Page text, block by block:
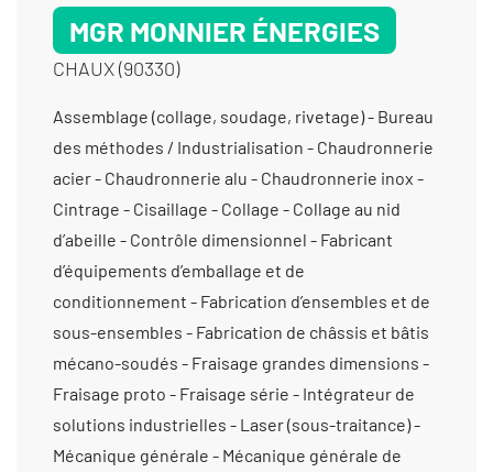
MGR MONNIER ÉNERGIES
CHAUX (90330)
Assemblage (collage, soudage, rivetage) - Bureau des méthodes / Industrialisation - Chaudronnerie acier - Chaudronnerie alu - Chaudronnerie inox - Cintrage - Cisaillage - Collage - Collage au nid d’abeille - Contrôle dimensionnel - Fabricant d’équipements d’emballage et de conditionnement - Fabrication d’ensembles et de sous-ensembles - Fabrication de châssis et bâtis mécano-soudés - Fraisage grandes dimensions - Fraisage proto - Fraisage série - Intégrateur de solutions industrielles - Laser (sous-traitance) - Mécanique générale - Mécanique générale de précision - Mécano soudure - Métrologie machines tridimensionnelles (fabricant) - Montage d’usinages - Pliage - Poinçonneuse - Sertissage - Soudure / Brasure traditionnelle - Soudure aluminium - Soudure étanche - Soudure par point - Soudure par résistance - Soudure sous qualification - Taraudage - Tôlerie fine/ de précision - Travail du tube - Usinage / 3 axes / moyenne série (de 1001 à 10 000 pièces) > 1000 cm3 - Usinage / 3 axes / petite série (de 10 à 1000 pièces) > 5000 cm3 - Usinage / 3 axes /grande série (>10 000 pièces) > 1000 cm3 - Usinage / 3 axes /petite série (de 10 à 1000 pièces) > 1000 cm3 -